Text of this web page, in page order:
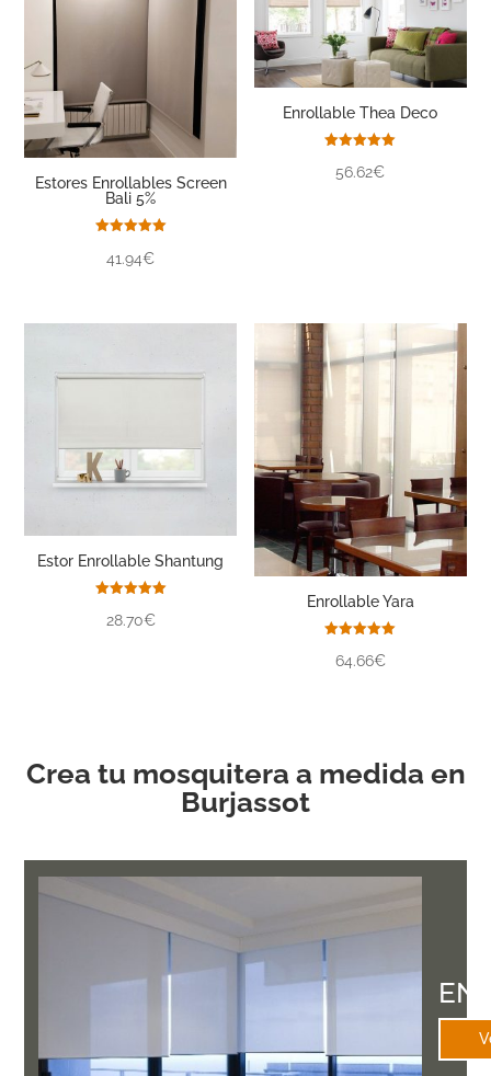
Estores Enrollables Screen
Bali 5%
con
41.94€
Enrollable Thea Deco
con
56.62€
Estor Enrollable Shantung
con
28.70€
Enrollable Yara
con
64.66€
Crea tu mosquitera a medida en
Burjassot